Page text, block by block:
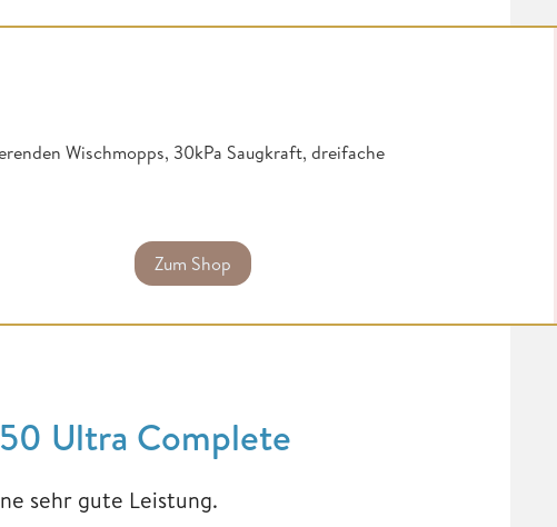
Wischmopps, 30kPa Saugkraft, dreifache
Zum Shop
Ultra Complete
sehr gute Leistung.